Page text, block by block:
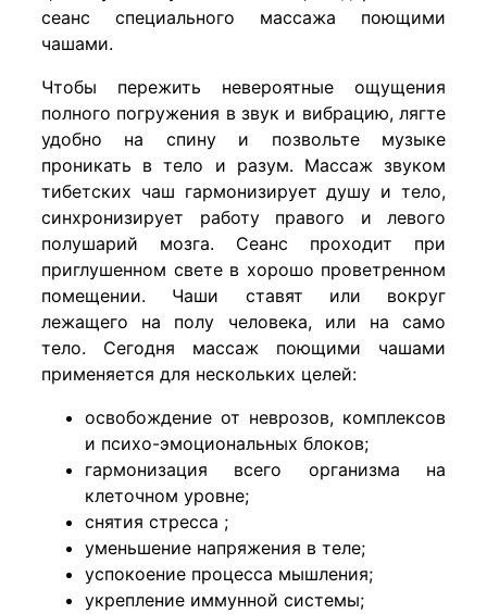
сеанс специального массажа поющими
чашами.
Чтобы пережить невероятные ощущения
полного погружения в звук и вибрацию, лягте
удобно на спину и позвольте музыке
проникать в тело и разум. Массаж звуком
тибетских чаш гармонизирует душу и тело,
синхронизирует работу правого и левого
полушарий мозга. Сеанс проходит при
приглушенном свете в хорошо проветренном
помещении. Чаши ставят или вокруг
лежащего на полу человека, или на само
тело. Сегодня массаж поющими чашами
применяется для нескольких целей:
освобождение от неврозов, комплексов
и психо-эмоциональных блоков;
гармонизация всего организма на
клеточном уровне;
снятия стресса ;
уменьшение напряжения в теле;
успокоение процесса мышления;
укрепление иммунной системы;